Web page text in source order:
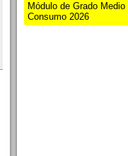
Módulo de Grado
Consumo 2026